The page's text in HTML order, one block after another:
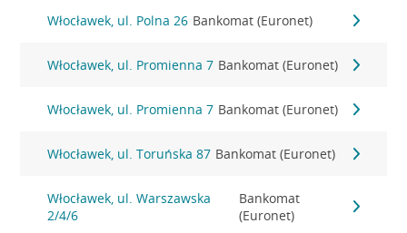
Włocławek, ul. Polna 26 Bankomat (Euronet)
Włocławek, ul. Promienna 7 Bankomat (Euronet)
Włocławek, ul. Promienna 7 Bankomat (Euronet)
Włocławek, ul. Toruńska 87 Bankomat (Euronet)
Włocławek, ul. Warszawska
2/4/6
Bankomat
(Euronet)